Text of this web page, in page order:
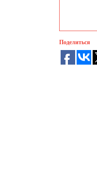
Поделиться